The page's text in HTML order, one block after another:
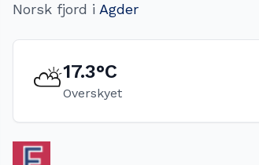
Norsk fjord i Agder
⛅17.3°C
Overskyet